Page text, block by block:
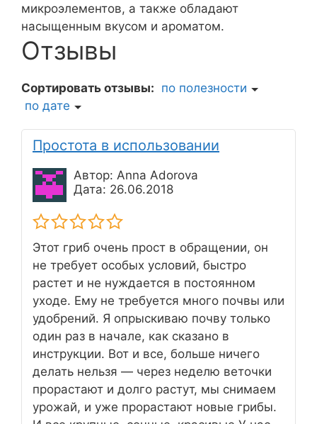
микроэлементов, а также обладают
насыщенным вкусом и ароматом.
Отзывы
Сортировать отзывы: по полезности
по дате
Простота в использовании
Автор: Anna Adorova
Дата: 26.06.2018
Этот гриб очень прост в обращении, он
не требует особых условий, быстро
растет и не нуждается в постоянном
уходе. Ему не требуется много почвы или
удобрений. Я опрыскиваю почву только
один раз в начале, как сказано в
инструкции. Вот и все, больше ничего
делать нельзя — через неделю веточки
прорастают и долго растут, мы снимаем
урожай, и уже прорастают новые грибы.